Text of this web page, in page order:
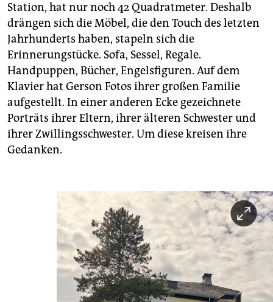
Station, hat nur noch 42 Quadratmeter. Deshalb
drängen sich die Möbel, die den Touch des letzten
Jahrhunderts haben, stapeln sich die
Erinnerungstücke. Sofa, Sessel, Regale.
Handpuppen, Bücher, Engelsfiguren. Auf dem
Klavier hat Gerson Fotos ihrer großen Familie
aufgestellt. In einer anderen Ecke gezeichnete
Porträts ihrer Eltern, ihrer älteren Schwester und
ihrer Zwillingsschwester. Um diese kreisen ihre
Gedanken.